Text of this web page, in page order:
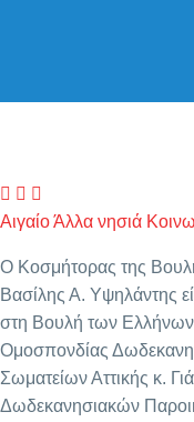
  
ΑιγαίοΆλλα νησιά
Ο Κοσμήτορας της
Βασίλης Α. Υψηλάντης
στη Βουλή των
Ομοσπονδίας
Σωματείων Αττικής κ.
Δωδεκανησιακών